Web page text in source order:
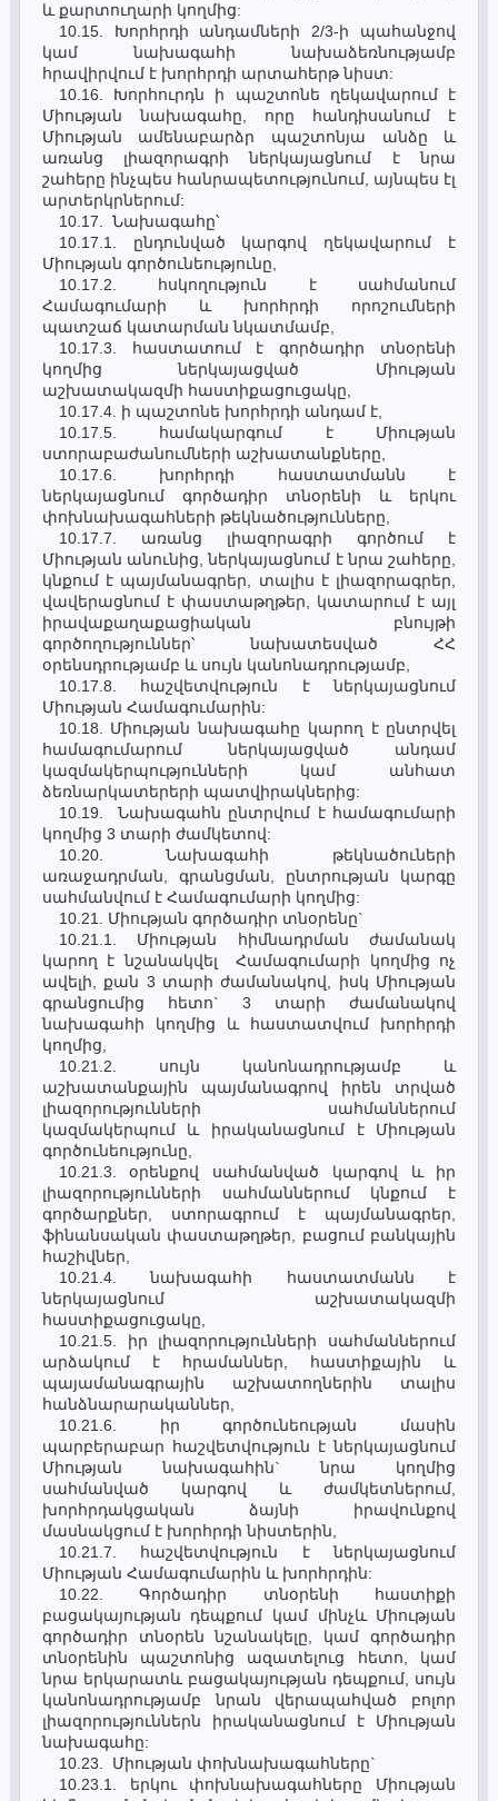
և քարտուղարի կողմից:
10.15. Խորհրդի անդամների 2/3-ի պահանջով
կամ նախագահի նախաձեռնությամբ
հրավիրվում է խորհրդի արտահերթ նիստ:
10.16. Խորհուրդն ի պաշտոնե ղեկավարում է
Միության նախագահը, որը հանդիսանում է
Միության ամենաբարձր պաշտոնյա անձը և
առանց լիազորագրի ներկայացնում է նրա
շահերը ինչպես հանրապետությունում, այնպես էլ
արտերկրներում:
10.17. Նախագահը՝
10.17.1. ընդունված կարգով ղեկավարում է
Միության գործունեությունը,
10.17.2. հսկողություն է սահմանում
Համագումարի և խորհրդի որոշումների
պատշաճ կատարման նկատմամբ,
10.17.3. հաստատում է գործադիր տնօրենի
կողմից ներկայացված Միության
աշխատակազմի հաստիքացուցակը,
10.17.4. ի պաշտոնե խորհրդի անդամ է,
10.17.5. համակարգում է Միության
ստորաբաժանումների աշխատանքները,
10.17.6. խորհրդի հաստատմանն է
ներկայացնում գործադիր տնօրենի և երկու
փոխնախագահների թեկնածությունները,
10.17.7. առանց լիազորագրի գործում է
Միության անունից, ներկայացնում է նրա շահերը,
կնքում է պայմանագրեր, տալիս է լիազորագրեր,
վավերացնում է փաստաթղթեր, կատարում է այլ
իրավաքաղաքացիական բնույթի
գործողություններ՝ նախատեսված ՀՀ
օրենսդրությամբ և սույն կանոնադրությամբ,
10.17.8. հաշվետվություն է ներկայացնում
Միության Համագումարին:
10.18. Միության նախագահը կարող է ընտրվել
համագումարում ներկայացված անդամ
կազմակերպությունների կամ անհատ
ձեռնարկատերերի պատվիրակներից:
10.19. Նախագահն ընտրվում է համագումարի
կողմից 3 տարի ժամկետով:
10.20. Նախագահի թեկնածուների
առաջադրման, գրանցման, ընտրության կարգը
սահմանվում է Համագումարի կողմից:
10.21. Միության գործադիր տնօրենը`
10.21.1. Միության հիմնադրման ժամանակ
կարող է նշանակվել Համագումարի կողմից ոչ
ավելի, քան 3 տարի ժամանակով, իսկ Միության
գրանցումից հետո` 3 տարի ժամանակով
նախագահի կողմից և հաստատվում խորհրդի
կողմից,
10.21.2. սույն կանոնադրությամբ և
աշխատանքային պայմանագրով իրեն տրված
լիազորությունների սահմաններում
կազմակերպում և իրականացնում է Միության
գործունեությունը,
10.21.3. օրենքով սահմանված կարգով և իր
լիազորությունների սահմաններում կնքում է
գործարքներ, ստորագրում է պայմանագրեր,
ֆինանսական փաստաթղթեր, բացում բանկային
հաշիվներ,
10.21.4. նախագահի հաստատմանն է
ներկայացնում աշխատակազմի
հաստիքացուցակը,
10.21.5. իր լիազորությունների սահմաններում
արձակում է հրամաններ, հաստիքային և
պայամանագրային աշխատողներին տալիս
հանձնարարականներ,
10.21.6. իր գործունեության մասին
պարբերաբար հաշվետվություն է ներկայացնում
Միության նախագահին` նրա կողմից
սահմանված կարգով և ժամկետներում,
խորհրդակցական ձայնի իրավունքով
մասնակցում է խորհրդի նիստերին,
10.21.7. հաշվետվություն է ներկայացնում
Միության Համագումարին և խորհրդին:
10.22. Գործադիր տնօրենի հաստիքի
բացակայության դեպքում կամ մինչև Միության
գործադիր տնօրեն նշանակելը, կամ գործադիր
տնօրենին պաշտոնից ազատելուց հետո, կամ
նրա երկարատև բացակայության դեպքում, սույն
կանոնադրությամբ նրան վերապահված բոլոր
լիազորություններն իրականացնում է Միության
նախագահը:
10.23. Միության փոխնախագահները`
10.23.1. երկու փոխնախագահները Միության